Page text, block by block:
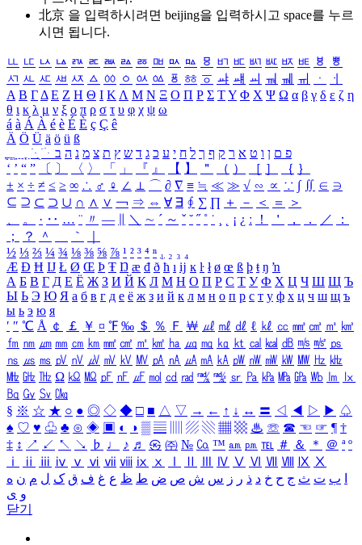
北京 을 입력하시려면 beijing을 입력하시고 space를 누르
시면 됩니다.
ㅥ ㅦ ㅧ ㅨ ㅩ ㅪ ㅫ ㅬ ㅭ ㅮ ㅯ ㅰ ㅱ ㅲ ㅳ ㅴ ㅵ ㅶ ㅷ ㅸ
ㅹ
ㅺ ㅻ ㅼ ㅽ ㅾ ㅿ ㆀ ㆁ ㆂ ㆃ ㆄ ㆅ ㆆ ㆇ ㆈ ㆉ ㆊ ㆋ ㆌ ㆍ
ㆎ
Α Β ΓΔ Ε Ζ Η Θ Ι ΚΛ Μ Ν Ξ Ο Π Ρ Σ ΤΥ Φ Χ Ψ Ω α β γ δ ε ζ η
θ ι κ λ μ ν ξ ο π ρ σ τ υ φ χ ψ ω
á à Á À é è É È ç Ç ê
Ä Ö Ü ä ö ü ß
ִֶֹ ֻּ ׁׂ פ ם ן ו ט א ר ק ף ך ל ח י ע כ ג ד ש ץ ת צ מ נ ה ב
‘ ’ “ ” 〔 〕 〈 〉 「 」 『 』 【 】 ＂ （ ） ［ ］ ｛ ｝
± × ÷ ≠ ≤ ≥ ∞ ∴ ♂ ♀ ∠ ⊥ ⌒ ∂ ∇ ≡ ≒ ≪ ≫ √ ∽ ∝ ∵ ∫ ∬ ∈ ∋
⊆ ⊇ ⊂ ⊃ ∪ ∩ ∧ ∨ ￢ ⇒ ⇔ ∀ ∃ ∮ ∑ ∏ ＋ － ＜ ＝
＞
、
。 · ‥ … ¨ 〃 ― ＼ ∼ ´ ～ ˇ ˘ ˝ ˚ ˙ ¸ ¡ ¿ ː ！ ＇ ， ． ／
：
；
？ ＾ ｀
½ ⅓ ⅔ ¼ ¾ ⅛ ⅜ ⅝ ⅞ ¹ ² ³ ⁴ ⁿ ₁ ₂ ₃ ₄
Æ Ð Ħ Ĳ Ł Ø Œ Þ Ŧ Ŋ æ đ ð ħ ı ĳ ĸ ŀ ł ø œ ß þ ŧ ŋ ŉ
А Б В Г Д Е Ё Ж З И Й К Л М Н О П Р С Т У Ф Х Ц Ч Ш Щ Ъ
Ы Ь Э Ю Я а б в г д е ё ж з и й к л м н о п р с т у ф х ц ч ш щ ъ
ы ь э ю я
′ ″ ℃ Å ￠ ￡ ￥ ¤ ℉ ‰ ＄ ％ Ｆ ￦ ㎕ ㎖ ㎗ ℓ ㎘ ㏄ ㎣ ㎤ ㎥ ㎦
㎙ ㎚ ㎛ ㎜ ㎝ ㎞ ㎟ ㎠ ㎡ ㎢ ㏊ ㎍ ㎎ ㎏ ㏏ ㎈ ㎉ ㏈ ㎧ ㎨ ㎰
㎱ ㎲ ㎳ ㎴ ㎵ ㎶ ㎷ ㎸ ㎹ ㎀ ㎁ ㎂ ㎃ ㎄ ㎺ ㎻ ㎽ ㎾ ㎿ ㎐ ㎑
㎒ ㎓ ㎔ Ω ㏀ ㏁ ㎊ ㎋ ㎌ ㏖ ㏅ ㎭ ㎮ ㎯ ㏛ ㎩ ㎪ ㎫ ㎬ ㏝ ㏐
㏓
㏃ ㏉ ㏜ ㏆
§ ※ ☆ ★ ○ ● ◎ ◇ ◆ □ ■ △ ▽ → ← ↑ ↓ ↔ 〓 ◁ ◀ ▷ ▶ ♤
♠ ♡ ♥ ♧ ♣ ⊙ ◈ ▣ ◐ ◑ ▒ ▤ ▨ ▧ ▦ ▩ ♨ ☏ ☎ ☜ ☞ ¶ †
‡ ↕ ↗ ↙ ↖ ↘ ♭ ♩ ♪ ♬ ㉿ ㈜ № ㏇ ™ ㏂ ㏘ ℡ ＃ ＆ ＊ ＠ ª º
ⅰ
ⅱ ⅲ ⅳ ⅴ ⅵ ⅶ ⅷ ⅸ ⅹ Ⅳ Ⅴ Ⅵ Ⅶ Ⅷ Ⅸ Ⅹ
ب ت ث ج ح خ د ذ ر ز س ش ص ض ط ظ ع غ ف ق ک ل م ن ه
و ی
닫기